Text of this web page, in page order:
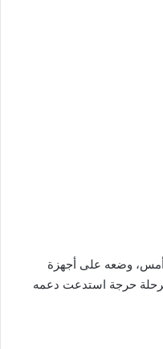
أمس، وضعه على أجهزة
حرجة استدعت دعمه